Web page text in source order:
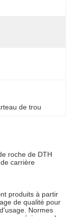
de trou
roche de DTH
carrière
produits à partir
de qualité pour
Normes